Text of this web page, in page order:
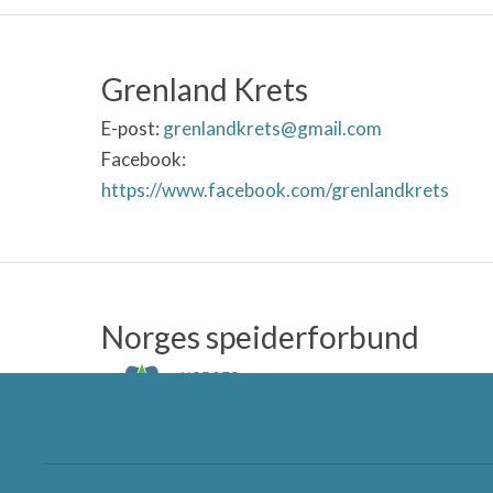
Grenland Krets
E-post: grenlandkrets@gmail.com
Facebook:
https://www.facebook.com/grenlandkrets
Norges speiderforbund